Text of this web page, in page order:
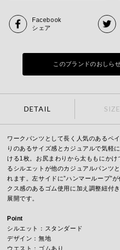
Facebook
シェア
このブランドのおしら
DETAIL SIZE
ワークパンツとして長く人気のあるペ
りのあるサイズ感とカジュアルで気軽
ける1枚。お尻まわりから太ももにか
るシルエットが他のカジュアルパンツ
れます。左サイドに”ハンマーループ”
クス感のあるゴム使用に加え調整紐付
展開です。
Point
シルエット：スタンダード
デザイン：無地
ウエスト：ゴムあり